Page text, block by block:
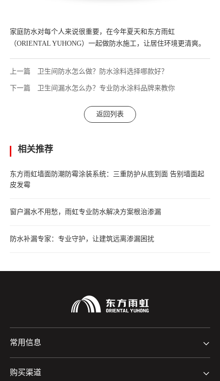
家庭防水对每个人来说很重要，在今年夏天和东方雨虹
（ORIENTAL YUHONG）一起做防水施工，让居住环境更清爽。
上一篇 卫生间防水怎么做？防水涂料选择哪款好？
下一篇 卫生间漏水怎么办？专业防水涂料品牌来教你
返回列表
相关推荐
东方雨虹墙面防潮防霉涂装系统：三重防护从底到面 告别墙面起
皮发霉
窗户漏水不用愁，雨虹专业防水解决方案根治渗漏
防水补漏专家：专业守护，让建筑远离渗漏困扰
常用信息
购买渠道